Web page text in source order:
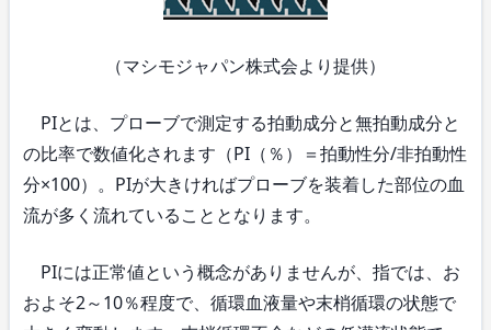
（マシモジャパン株式会より提供）
PIとは、プローブで測定する拍動成分と無拍動成分と
の比率で数値化されます（PI（％）＝拍動性分/非拍動性
分×100）。PIが大きければプローブを装着した部位の血
流が多く流れていることとなります。
PIには正常値という概念がありませんが、指では、お
およそ2～10％程度で、循環血液量や末梢循環の状態で